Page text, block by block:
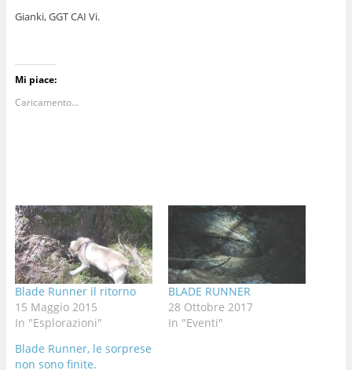
Gianki, GGT CAI Vi.
Mi piace:
Caricamento...
Blade Runner il ritorno
15 Maggio 2015
In "Esplorazioni"
BLADE RUNNER
28 Ottobre 2017
In "Eventi"
Blade Runner, le sorprese
non sono finite.